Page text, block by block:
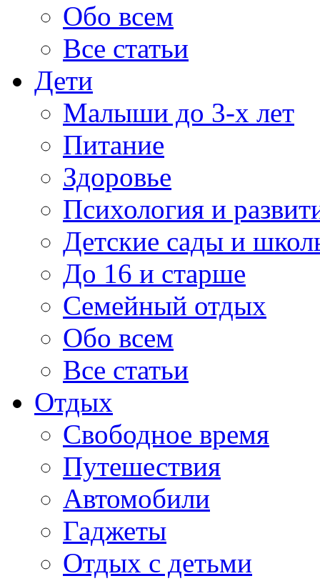
Обо всем
Все статьи
Дети
Малыши до 3-х лет
Питание
Здоровье
Психология и
Детские сады и
До 16 и старше
Семейный отдых
Обо всем
Все статьи
Отдых
Свободное время
Путешествия
Автомобили
Гаджеты
Отдых с детьми